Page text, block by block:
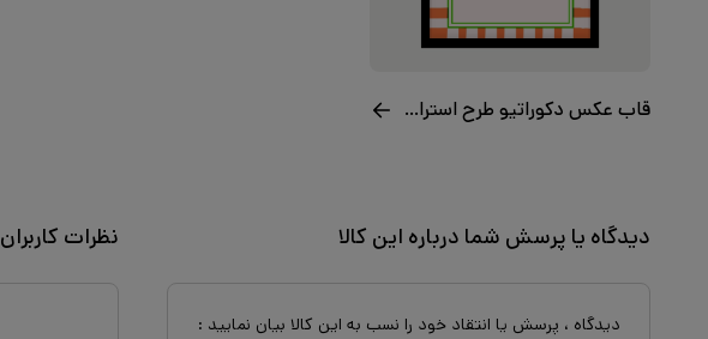
قاب عکس دکوراتیو طرح استراحت
دیدگاه یا پرسش شما درباره این کالا
دیدگاه ، پرسش یا انتقاد خود را نسب به این کالا بیان نمایید :
نظرات کاربران